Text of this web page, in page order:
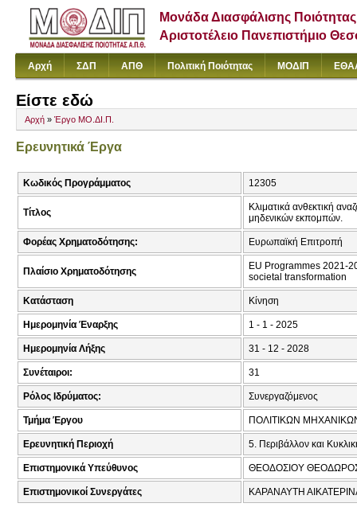
Μονάδα Διασφάλισης Ποιότητας
Αριστοτέλειο Πανεπιστήμιο
Αρχή ΣΔΠ ΑΠΘ Πολιτική Ποιότητας ΜΟΔΙΠ
Είστε εδώ
Αρχή » Έργο ΜΟ.ΔΙ.Π.
Ερευνητικά Έργα
Κωδικός Προγράμματος 12305
Τίτλος
Κλιματικά ανθεκτική
μηδενικών εκπομπών.
Φορέας Χρηματοδότησης: Ευρωπαϊκή Επιτροπή
Πλαίσιο Χρηματοδότησης
EU Programmes 2021-
societal transformation
Κατάσταση Κίνηση
Ημερομηνία Έναρξης 1 - 1 - 2025
Ημερομηνία Λήξης 31 - 12 - 2028
Συνέταιροι: 31
Ρόλος Ιδρύματος: Συνεργαζόμενος
Τμήμα Έργου ΠΟΛΙΤΙΚΩΝ
Ερευνητική Περιοχή 5. Περιβάλλον και
Επιστημονικά Υπεύθυνος ΘΕΟΔΟΣΙΟΥ
Επιστημονικοί Συνεργάτες ΚΑΡΑΝΑΥΤΗ